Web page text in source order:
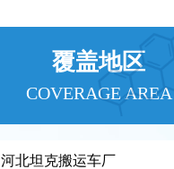
覆盖地区
COVERAGE AREA
河北坦克搬运车厂